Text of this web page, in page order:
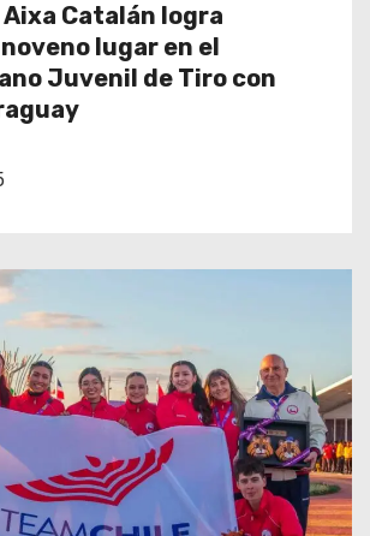
Catalán logra
lugar en el
Juvenil de Tiro con